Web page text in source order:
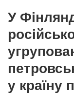
У
у країну